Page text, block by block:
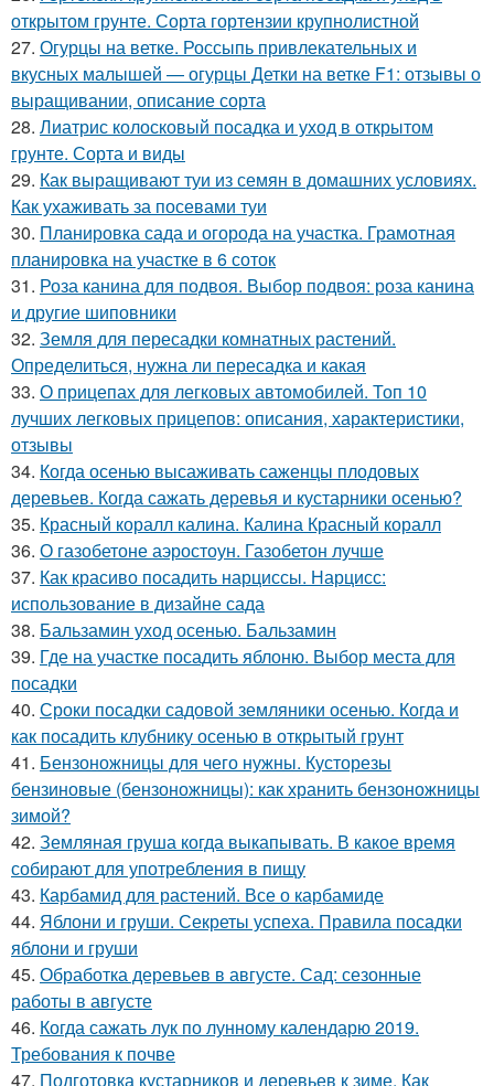
открытом грунте. Сорта гортензии крупнолистной
27. Огурцы на ветке. Россыпь привлекательных и
вкусных малышей — огурцы Детки на ветке F1: отзывы о
выращивании, описание сорта
28. Лиатрис колосковый посадка и уход в открытом
грунте. Сорта и виды
29. Как выращивают туи из семян в домашних условиях.
Как ухаживать за посевами туи
30. Планировка сада и огорода на участка. Грамотная
планировка на участке в 6 соток
31. Роза канина для подвоя. Выбор подвоя: роза канина
и другие шиповники
32. Земля для пересадки комнатных растений.
Определиться, нужна ли пересадка и какая
33. О прицепах для легковых автомобилей. Топ 10
лучших легковых прицепов: описания, характеристики,
отзывы
34. Когда осенью высаживать саженцы плодовых
деревьев. Когда сажать деревья и кустарники осенью?
35. Красный коралл калина. Калина Красный коралл
36. О газобетоне аэростоун. Газобетон лучше
37. Как красиво посадить нарциссы. Нарцисс:
использование в дизайне сада
38. Бальзамин уход осенью. Бальзамин
39. Где на участке посадить яблоню. Выбор места для
посадки
40. Сроки посадки садовой земляники осенью. Когда и
как посадить клубнику осенью в открытый грунт
41. Бензоножницы для чего нужны. Кусторезы
бензиновые (бензоножницы): как хранить бензоножницы
зимой?
42. Земляная груша когда выкапывать. В какое время
собирают для употребления в пищу
43. Карбамид для растений. Все о карбамиде
44. Яблони и груши. Секреты успеха. Правила посадки
яблони и груши
45. Обработка деревьев в августе. Сад: сезонные
работы в августе
46. Когда сажать лук по лунному календарю 2019.
Требования к почве
47. Подготовка кустарников и деревьев к зиме. Как